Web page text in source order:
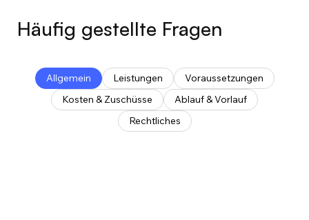
Allgemein Leistungen
Voraussetzungen
Kosten & Zuschüsse
Ablauf & Vorlauf
Rechtliches
Häufig gestellte Fragen